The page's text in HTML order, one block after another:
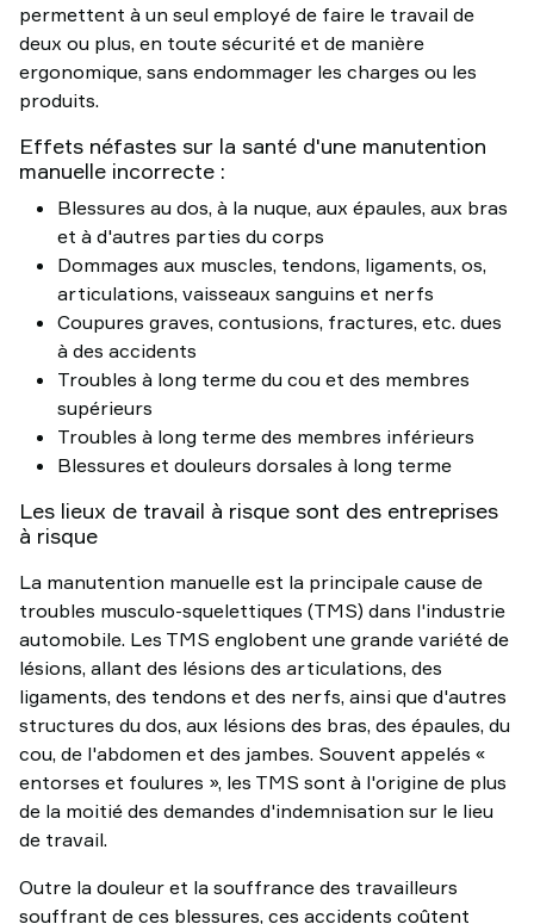
permettent à un seul employé de faire le travail de
deux ou plus, en toute sécurité et de manière
ergonomique, sans endommager les charges ou les
produits.
Effets néfastes sur la santé d'une manutention
manuelle incorrecte :
Blessures au dos, à la nuque, aux épaules, aux bras
et à d'autres parties du corps
Dommages aux muscles, tendons, ligaments, os,
articulations, vaisseaux sanguins et nerfs
Coupures graves, contusions, fractures, etc. dues
à des accidents
Troubles à long terme du cou et des membres
supérieurs
Troubles à long terme des membres inférieurs
Blessures et douleurs dorsales à long terme
Les lieux de travail à risque sont des entreprises
à risque
La manutention manuelle est la principale cause de
troubles musculo-squelettiques (TMS) dans l'industrie
automobile. Les TMS englobent une grande variété de
lésions, allant des lésions des articulations, des
ligaments, des tendons et des nerfs, ainsi que d'autres
structures du dos, aux lésions des bras, des épaules, du
cou, de l'abdomen et des jambes. Souvent appelés «
entorses et foulures », les TMS sont à l'origine de plus
de la moitié des demandes d'indemnisation sur le lieu
de travail.
Outre la douleur et la souffrance des travailleurs
souffrant de ces blessures, ces accidents coûtent